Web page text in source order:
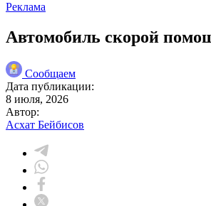
Реклама
Автомобиль скорой
Сообщаем
Дата публикации:
8 июля, 2026
Автор:
Асхат Бейбисов